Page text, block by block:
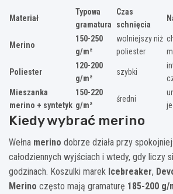
Materiał
Typowa
gramatura
Czas
schnięcia
Merino
150-250
g/m²
wolniejszy niż
poliester
Poliester
120-200
g/m²
szybki
Mieszanka
merino + syntetyk
150-220
g/m²
średni
Kiedy wybrać merino
Wełna merino dobrze działa przy
całodziennych wyjściach i wtedy, gdy liczy
godzinach. Koszulki marek Icebreaker,
Merino często mają gramaturę 185-200 g/